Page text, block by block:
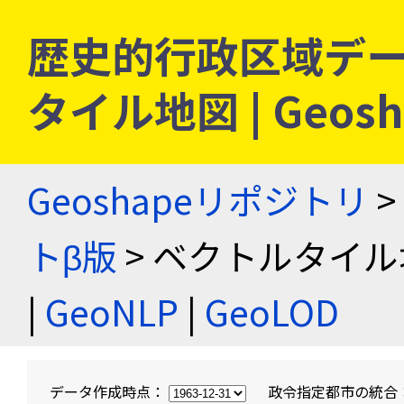
歴史的行政区域デ
タイル地図 |
Geoshapeリポジトリ >
トβ版 > ベクトルタイ
| GeoNLP | GeoLOD
データ作成時点： 政令指定都市の統